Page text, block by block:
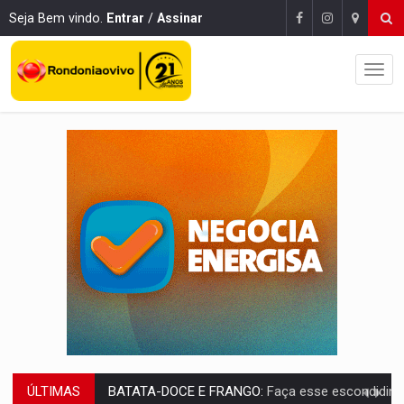
Seja Bem vindo. Entrar / Assinar
ÚLTIMAS BARREIRA NATURAL:Desmate da Amazônia corta chuvas no Sul e ameaça